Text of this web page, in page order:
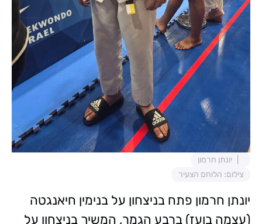
יונתן חרמון
צילום: הלוחם הצעיר
יונתן חרמון פתח בניצחון על בנימין חיאנגטה
(עצמה בועז) ברבע הגמר, המשיך בניצחון על